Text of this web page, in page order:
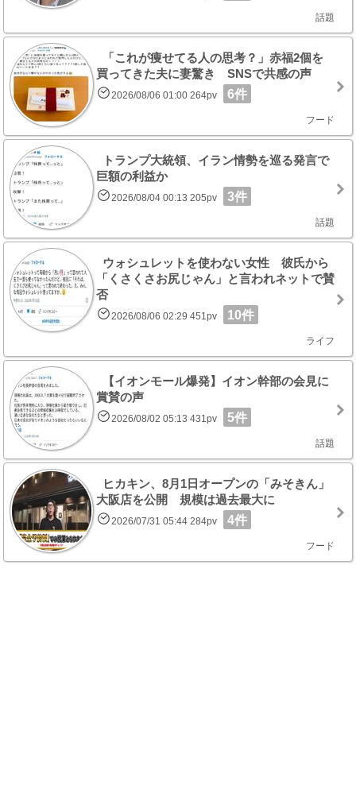
話題
「これが痩せてる人の思考？」赤福2個を
買ってきた夫に妻驚き SNSで共感の声
2026/08/06 01:00 264pv 6件
フード
トランプ大統領、イラン情勢を巡る発言で
巨額の利益か
2026/08/04 00:13 205pv 3件
話題
ウォシュレットを使わない女性 彼氏から
「くさくさお尻じゃん」と言われネットで賛
否
2026/08/06 02:29 451pv 10件
ライフ
【イオンモール爆発】イオン幹部の会見に
賞賛の声
2026/08/02 05:13 431pv 5件
話題
ヒカキン、8月1日オープンの「みそきん」
大阪店を公開 規模は過去最大に
2026/07/31 05:44 284pv 4件
フード